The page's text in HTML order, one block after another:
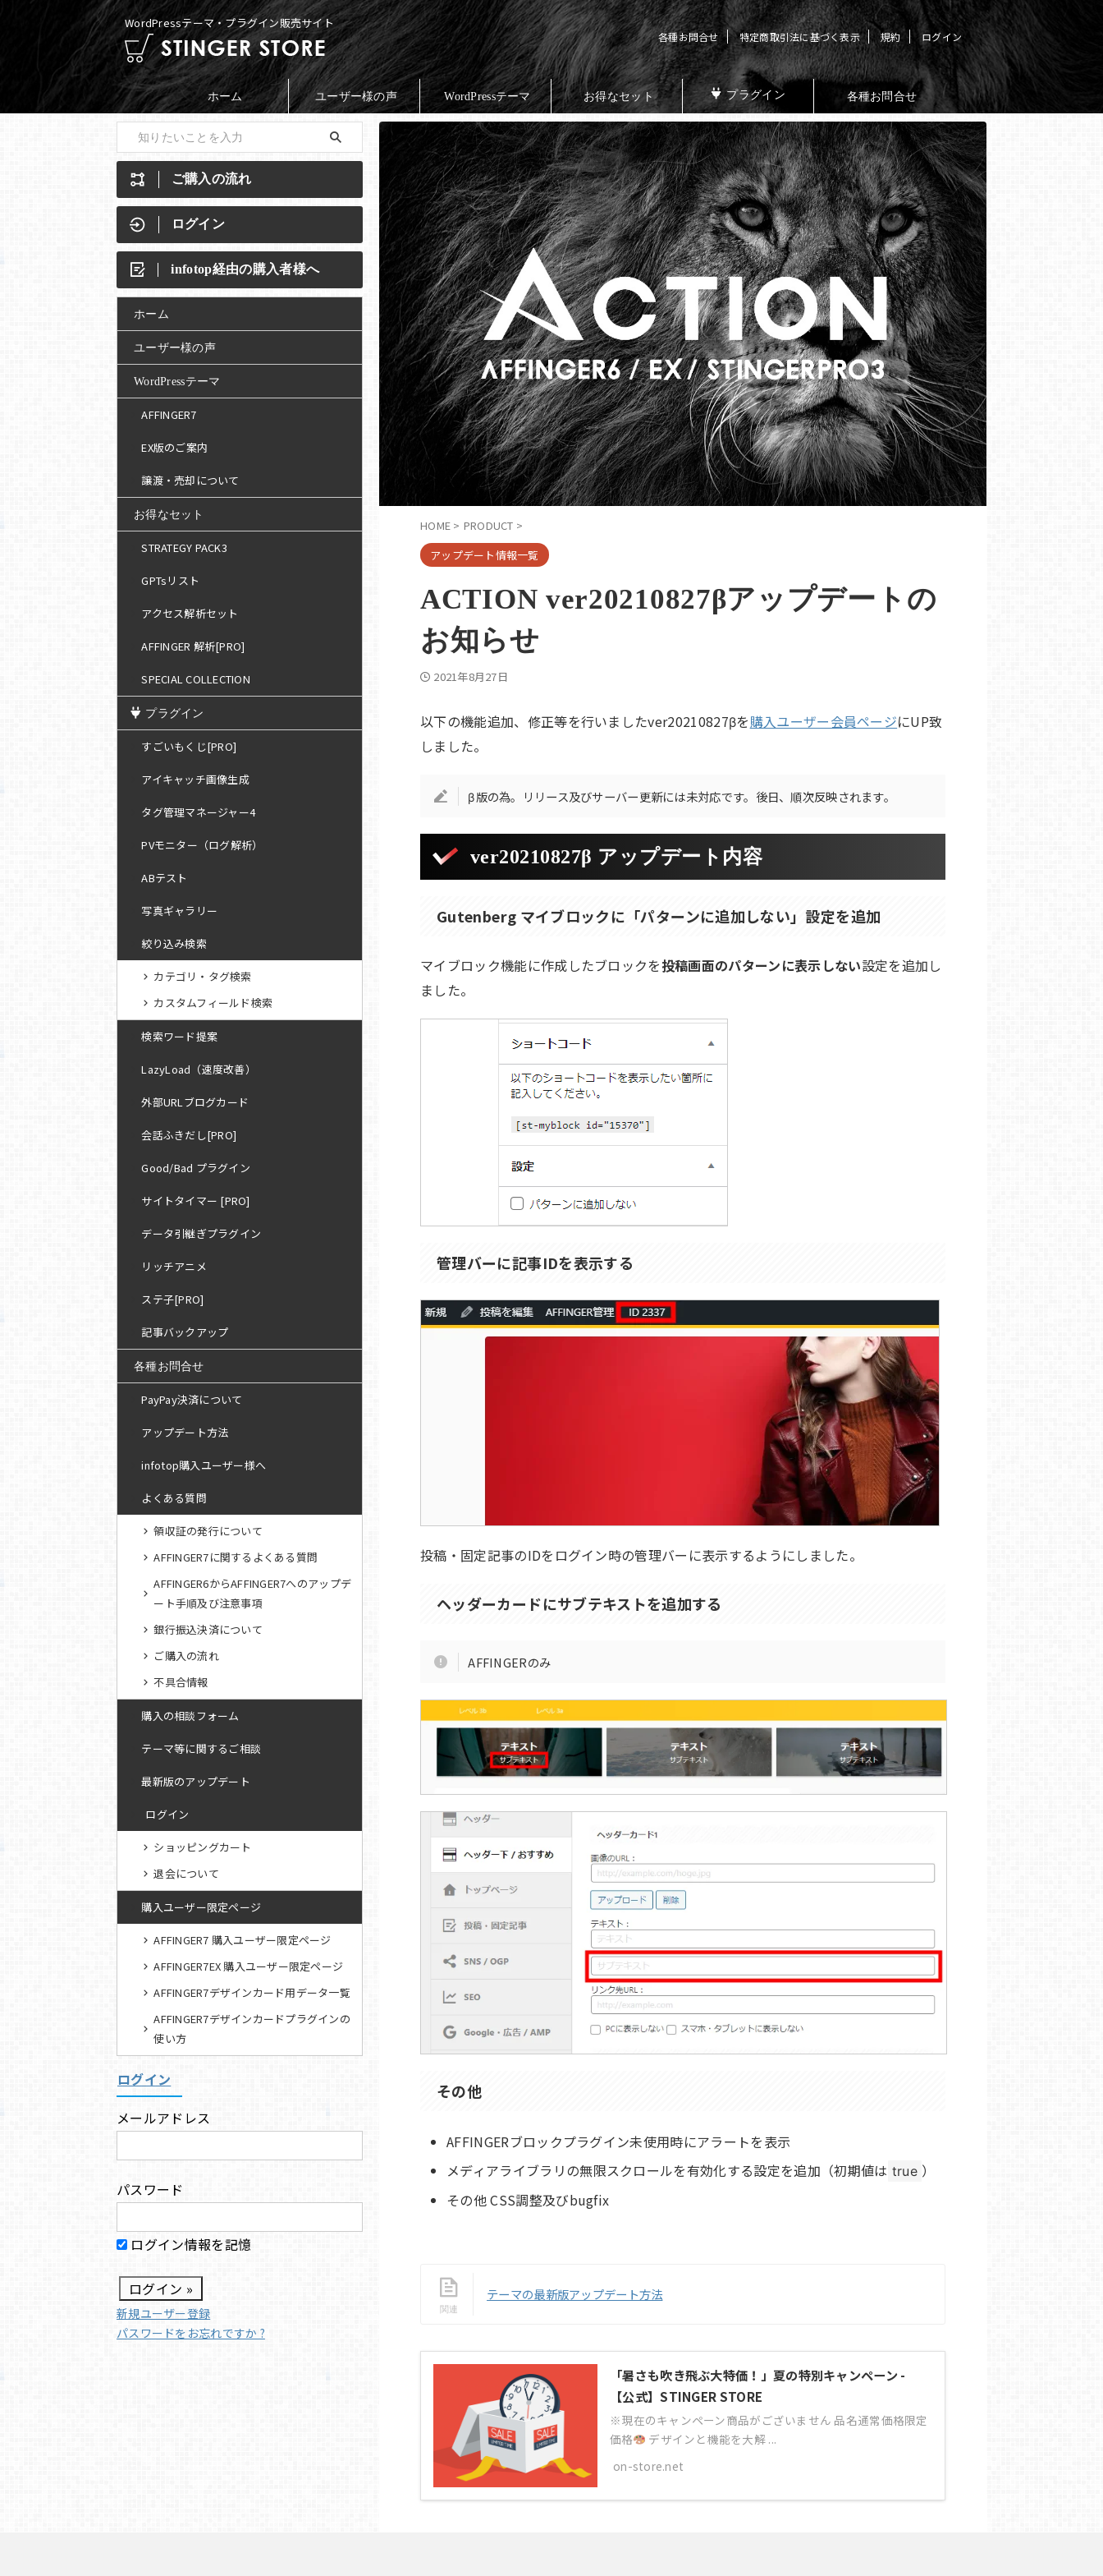
WordPressテーマ・プラグイン販売サイト
各種お問合せ 特定商取引法に基づく表示 規約 ログイン
ホーム ユーザー様の声 WordPressテーマ お得なセット プラグイン 各種お問合せ
HOME > PRODUCT >
アップデート情報一覧
ACTION ver20210827βアップデートの
お知らせ
2021年8月27日
以下の機能追加、修正等を行いましたver20210827βを購入ユーザー会員ページにUP致
しました。
β版の為。リリース及びサーバー更新には未対応です。後日、順次反映されます。
ver20210827β アップデート内容
Gutenberg マイブロックに「パターンに追加しない」設定を追加
マイブロック機能に作成したブロックを投稿画面のパターンに表示しない設定を追加し
ました。
管理バーに記事IDを表示する
投稿・固定記事のIDをログイン時の管理バーに表示するようにしました。
ヘッダーカードにサブテキストを追加する
AFFINGERのみ
その他
AFFINGERブロックプラグイン未使用時にアラートを表示
メディアライブラリの無限スクロールを有効化する設定を追加（初期値は true ）
その他 CSS調整及びbugfix
テーマの最新版アップデート方法
「暑さも吹き飛ぶ大特価！」夏の特別キャンペーン -
【公式】STINGER STORE
※現在のキャンペーン商品がございません 品名通常価格限定
価格
デザインと機能を大解 ...
on-store.net
ご購入の流れ
ログイン
infotop経由の購入者様へ
ホーム
ユーザー様の声
WordPressテーマ
AFFINGER7
EX版のご案内
譲渡・売却について
お得なセット
STRATEGY PACK3
GPTsリスト
アクセス解析セット
AFFINGER 解析[PRO]
SPECIAL COLLECTION
プラグイン
すごいもくじ[PRO]
アイキャッチ画像生成
タグ管理マネージャー4
PVモニター（ログ解析）
ABテスト
写真ギャラリー
絞り込み検索
カテゴリ・タグ検索
カスタムフィールド検索
検索ワード提案
LazyLoad（速度改善）
外部URLブログカード
会話ふきだし[PRO]
Good/Bad プラグイン
サイトタイマー [PRO]
データ引継ぎプラグイン
リッチアニメ
ステ子[PRO]
記事バックアップ
各種お問合せ
PayPay決済について
アップデート方法
infotop購入ユーザー様へ
よくある質問
領収証の発行について
AFFINGER7に関するよくある質問
AFFINGER6からAFFINGER7へのアップデ
ート手順及び注意事項
銀行振込決済について
ご購入の流れ
不具合情報
購入の相談フォーム
テーマ等に関するご相談
最新版のアップデート
ログイン
ショッピングカート
退会について
購入ユーザー限定ページ
AFFINGER7 購入ユーザー限定ページ
AFFINGER7EX 購入ユーザー限定ページ
AFFINGER7デザインカード用データ一覧
AFFINGER7デザインカードプラグインの
使い方
ログイン
メールアドレス
パスワード
ログイン情報を記憶
新規ユーザー登録
パスワードをお忘れですか ?